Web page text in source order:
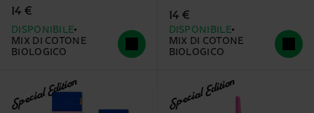
14 €
DISPONIBILE
MIX DI COTONE
BIOLOGICO
14 €
DISPONIBILE
MIX DI COTONE
BIOLOGICO
Special Edition Special Edition